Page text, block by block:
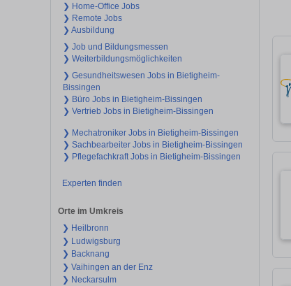
❯ Home-Office Jobs
❯ Remote Jobs
❯ Ausbildung
❯ Job und Bildungsmessen
❯ Weiterbildungsmöglichkeiten
❯ Gesundheitswesen Jobs in Bietigheim-
Bissingen
❯ Büro Jobs in Bietigheim-Bissingen
❯ Vertrieb Jobs in Bietigheim-Bissingen
❯ Mechatroniker Jobs in Bietigheim-Bissingen
❯ Sachbearbeiter Jobs in Bietigheim-Bissingen
❯ Pflegefachkraft Jobs in Bietigheim-Bissingen
Experten finden
Orte im Umkreis
❯ Heilbronn
❯ Ludwigsburg
❯ Backnang
❯ Vaihingen an der Enz
❯ Neckarsulm